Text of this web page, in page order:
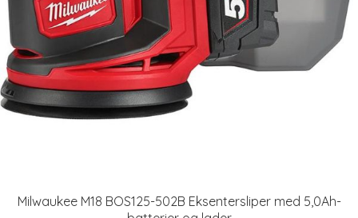
Milwaukee M18 BOS125-502B Eksentersliper med 5,0Ah-